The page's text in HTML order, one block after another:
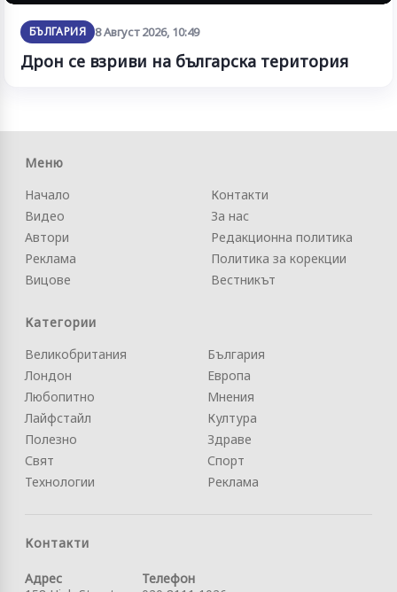
БЪЛГАРИЯ 8 Август 2026, 10:49
Дрон се взриви на българска територия
Меню
Начало
Видео
Автори
Реклама
Вицове
Контакти
За нас
Редакционна политика
Политика за корекции
Вестникът
Категории
Великобритания
Лондон
Любопитно
Лайфстайл
Полезно
Свят
Технологии
България
Европа
Мнения
Култура
Здраве
Спорт
Реклама
Контакти
Адрес
Телефон